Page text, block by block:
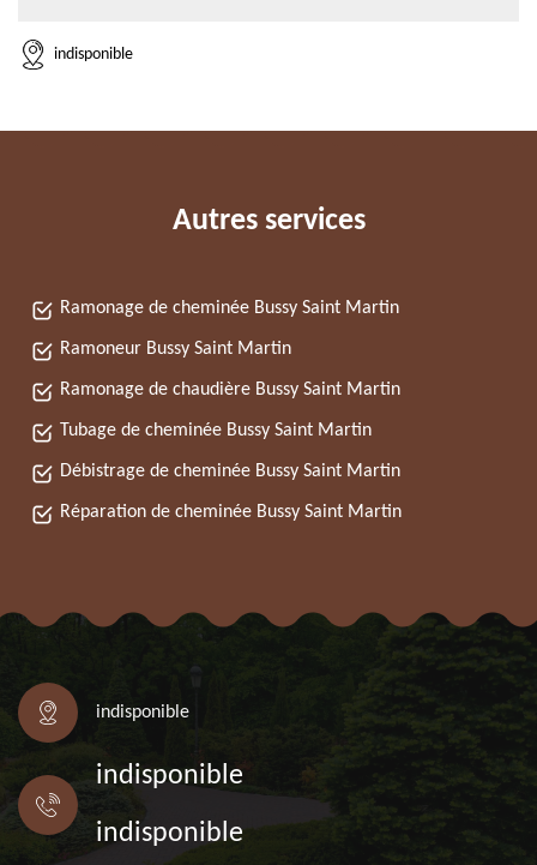
indisponible
Autres services
Ramonage de cheminée Bussy Saint Martin
Ramoneur Bussy Saint Martin
Ramonage de chaudière Bussy Saint Martin
Tubage de cheminée Bussy Saint Martin
Débistrage de cheminée Bussy Saint Martin
Réparation de cheminée Bussy Saint Martin
indisponible
indisponible
indisponible